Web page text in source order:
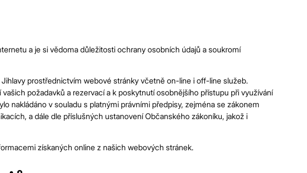
organizace.
a je si vědoma důležitosti ochrany osobních údajů a soukromí
prostřednictvím webové stránky včetně on-line i off-line služeb.
požadavků a rezervací a k poskytnutí osobnějšího přístupu při využívání
nakládáno v souladu s platnými právními předpisy, zejména se zákonem
a dále dle příslušných ustanovení Občanského zákoníku, jakož i
získaných online z našich webových stránek.